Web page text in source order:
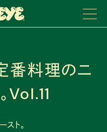
番料理のニ
Vol.11
スト。